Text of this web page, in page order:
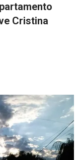
Cristina